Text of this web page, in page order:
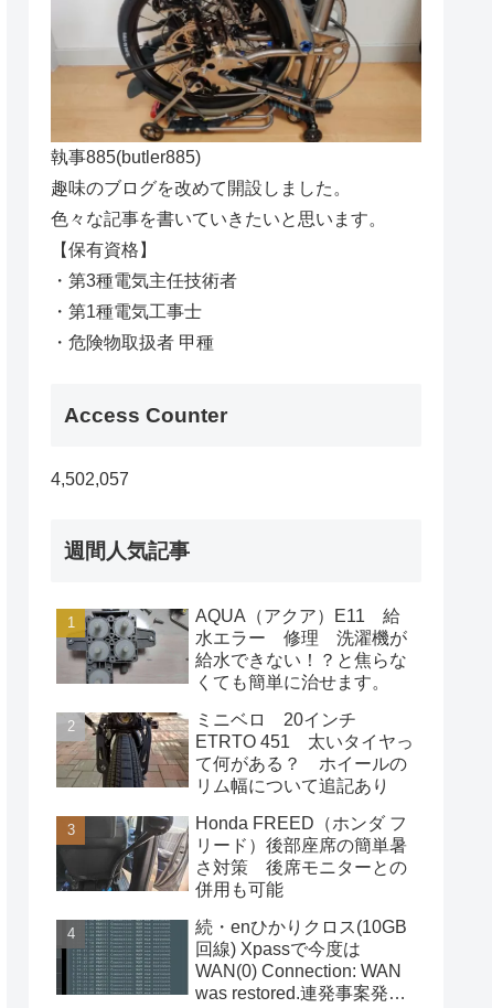
執事885(butler885)
趣味のブログを改めて開設しました。
色々な記事を書いていきたいと思います。
【保有資格】
・第3種電気主任技術者
・第1種電気工事士
・危険物取扱者 甲種
Access Counter
4,502,057
週間人気記事
AQUA（アクア）E11 給
水エラー 修理 洗濯機が
給水できない！？と焦らな
くても簡単に治せます。
ミニベロ 20インチ
ETRTO 451 太いタイヤっ
て何がある？ ホイールの
リム幅について追記あり
Honda FREED（ホンダ フ
リード）後部座席の簡単暑
さ対策 後席モニターとの
併用も可能
続・enひかりクロス(10GB
回線) Xpassで今度は
WAN(0) Connection: WAN
was restored.連発事案発